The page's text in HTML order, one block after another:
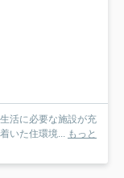
活に必要な施設が充
いた住環境... もっと